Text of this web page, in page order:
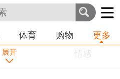
生活 职业
体育 购物 更多
学习
情感
展开